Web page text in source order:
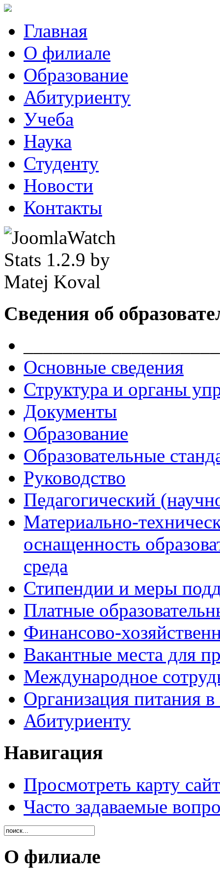
Главная
О филиале
Образование
Абитуриенту
Учеба
Наука
Студенту
Новости
Контакты
Сведения об
Основные сведения
Структура и органы
Документы
Образование
Образовательные
Руководство
Педагогический
Материально-
оснащенность
среда
Стипендии и меры
Платные
Финансово-
Вакантные места для
Международное
Организация питания в
Абитуриенту
Навигация
Просмотреть карту
Часто задаваемые
О филиале